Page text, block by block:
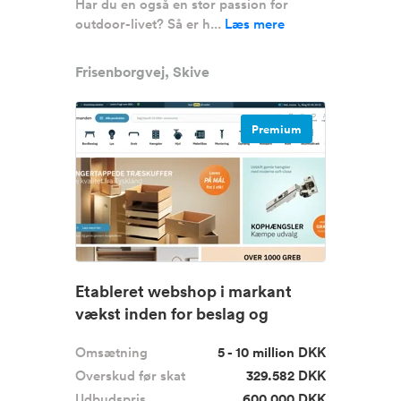
Har du en også en stor passion for
outdoor-livet? Så er h... Læs mere
Frisenborgvej, Skive
Premium
Etableret webshop i markant
vækst inden for beslag og
Omsætning
5 - 10 million DKK
Overskud før skat
329.582 DKK